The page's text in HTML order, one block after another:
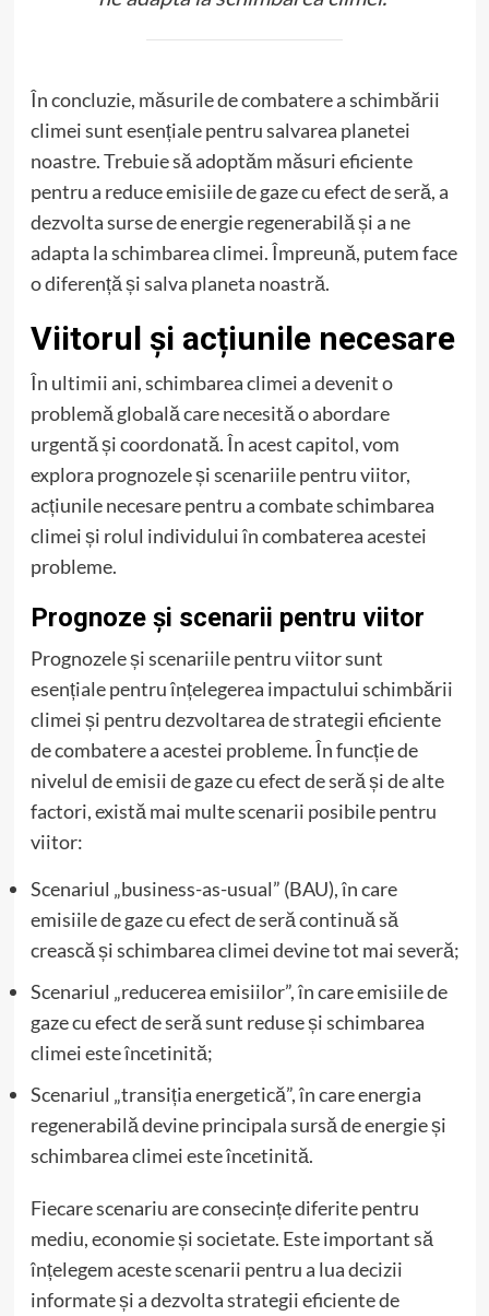
În concluzie, măsurile de combatere a schimbării
climei sunt esențiale pentru salvarea planetei
noastre. Trebuie să adoptăm măsuri eficiente
pentru a reduce emisiile de gaze cu efect de seră, a
dezvolta surse de energie regenerabilă și a ne
adapta la schimbarea climei. Împreună, putem face
o diferență și salva planeta noastră.
Viitorul și acțiunile necesare
În ultimii ani, schimbarea climei a devenit o
problemă globală care necesită o abordare
urgentă și coordonată. În acest capitol, vom
explora prognozele și scenariile pentru viitor,
acțiunile necesare pentru a combate schimbarea
climei și rolul individului în combaterea acestei
probleme.
Prognoze și scenarii pentru viitor
Prognozele și scenariile pentru viitor sunt
esențiale pentru înțelegerea impactului schimbării
climei și pentru dezvoltarea de strategii eficiente
de combatere a acestei probleme. În funcție de
nivelul de emisii de gaze cu efect de seră și de alte
factori, există mai multe scenarii posibile pentru
viitor:
Scenariul „business-as-usual” (BAU), în care
emisiile de gaze cu efect de seră continuă să
crească și schimbarea climei devine tot mai severă;
Scenariul „reducerea emisiilor”, în care emisiile de
gaze cu efect de seră sunt reduse și schimbarea
climei este încetinită;
Scenariul „transiția energetică”, în care energia
regenerabilă devine principala sursă de energie și
schimbarea climei este încetinită.
Fiecare scenariu are consecințe diferite pentru
mediu, economie și societate. Este important să
înțelegem aceste scenarii pentru a lua decizii
informate și a dezvolta strategii eficiente de